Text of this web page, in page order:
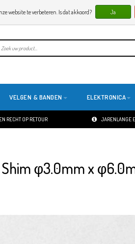
VELGEN & BANDEN ELEKTRONICA
RECHT OP RETOUR JARENLANGE
φ3.0mm x
website te verbeteren. Is dat akkoord? Ja